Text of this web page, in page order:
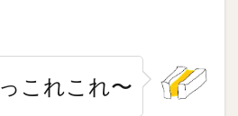
っこれこれ〜